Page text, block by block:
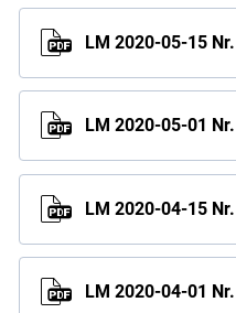
LM 2020-05-15
LM 2020-05-01
LM 2020-04-15
LM 2020-04-01